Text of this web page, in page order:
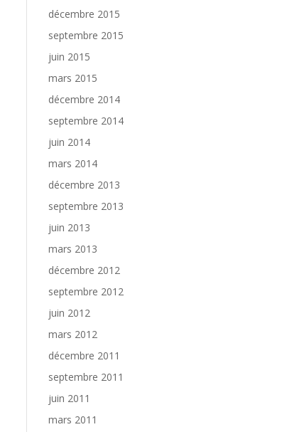
décembre 2015
septembre 2015
juin 2015
mars 2015
décembre 2014
septembre 2014
juin 2014
mars 2014
décembre 2013
septembre 2013
juin 2013
mars 2013
décembre 2012
septembre 2012
juin 2012
mars 2012
décembre 2011
septembre 2011
juin 2011
mars 2011